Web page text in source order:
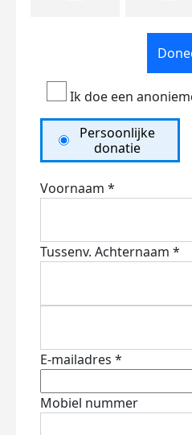
Ik doe een
Persoonlijke
donatie
Voornaam *
Tussenv. Achternaam *
E-mailadres *
Mobiel nummer